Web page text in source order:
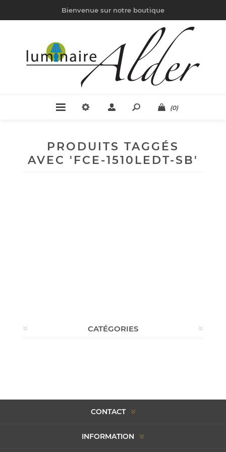
Bienvenue sur notre boutique
(0)
PRODUITS TAGGÉS
AVEC 'FCE-1510LEDT-SB'
CATÉGORIES
CONTACT
INFORMATION